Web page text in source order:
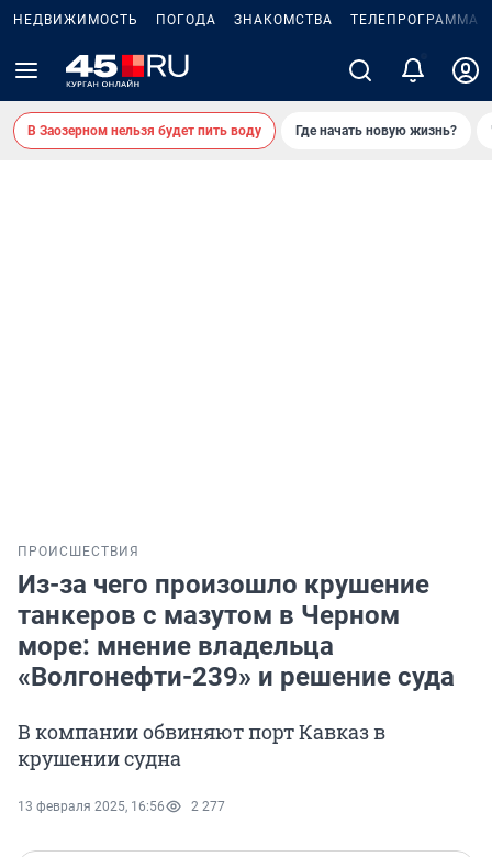
НЕДВИЖИМОСТЬ ПОГОДА ЗНАКОМСТВА ТЕЛЕПРОГРАММА
В Заозерном нельзя будет пить воду Где начать новую жизнь?
ПРОИСШЕСТВИЯ
Из-за чего произошло крушение
танкеров с мазутом в Черном
море: мнение владельца
«Волгонефти-239» и решение суда
В компании обвиняют порт Кавказ в
крушении судна
13 февраля 2025, 16:56 2 277